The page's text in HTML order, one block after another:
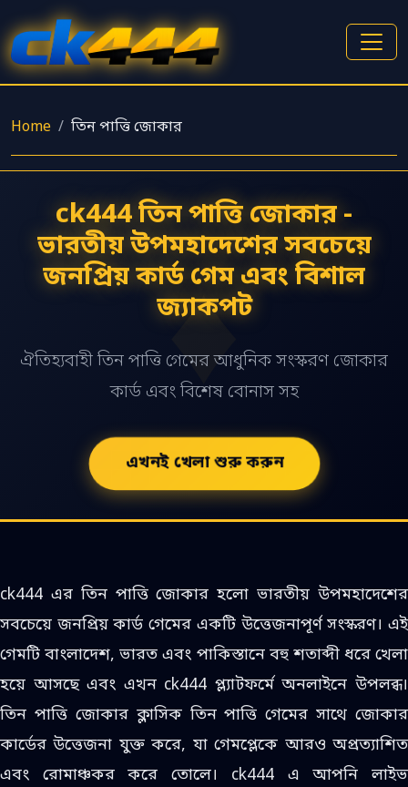
Home তিন পাত্তি জোকার
ck444 তিন পাত্তি জোকার -
ভারতীয় উপমহাদেশের সবচেয়ে
জনপ্রিয় কার্ড গেম এবং বিশাল
জ্যাকপট
ঐতিহ্যবাহী তিন পাত্তি গেমের আধুনিক সংস্করণ জোকার
কার্ড এবং বিশেষ বোনাস সহ
এখনই খেলা শুরু করুন
ck444 এর তিন পাত্তি জোকার হলো ভারতীয় উপমহাদেশের
সবচেয়ে জনপ্রিয় কার্ড গেমের একটি উত্তেজনাপূর্ণ সংস্করণ। এই
গেমটি বাংলাদেশ, ভারত এবং পাকিস্তানে বহু শতাব্দী ধরে খেলা
হয়ে আসছে এবং এখন ck444 প্ল্যাটফর্মে অনলাইনে উপলব্ধ।
তিন পাত্তি জোকার ক্লাসিক তিন পাত্তি গেমের সাথে জোকার
কার্ডের উত্তেজনা যুক্ত করে, যা গেমপ্লেকে আরও অপ্রত্যাশিত
এবং রোমাঞ্চকর করে তোলে। ck444 এ আপনি লাইভ